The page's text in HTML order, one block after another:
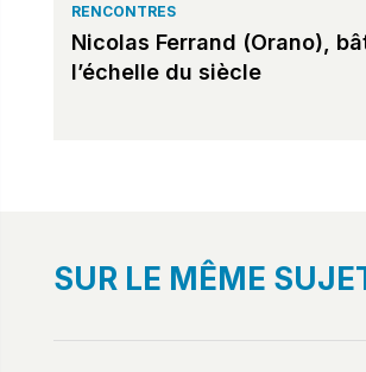
RENCONTRES
Nicolas Ferrand (Orano),
l’échelle du siècle
SUR LE MÊME